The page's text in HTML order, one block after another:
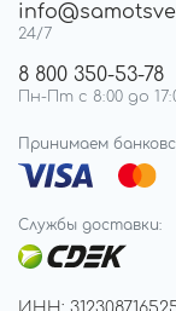
24/7
8 800 350-53-78
Пн-Пт с 8:00 до
Принимаем
Службы доставки: